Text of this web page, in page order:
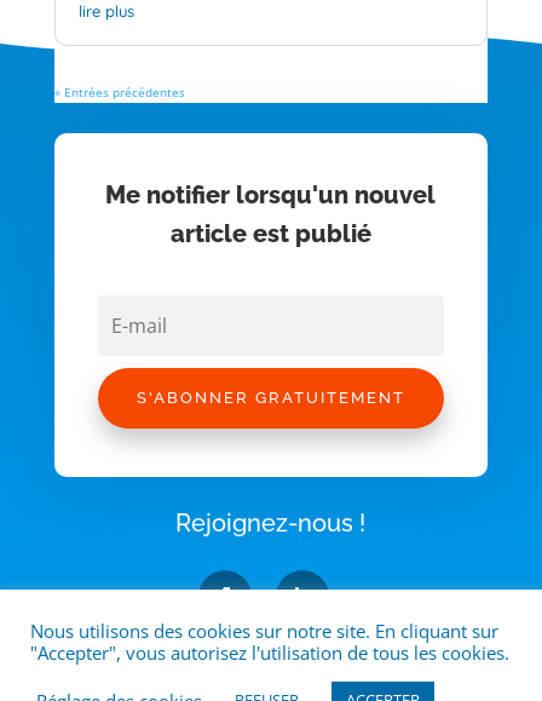
lire plus
« Entrées précédentes
Me notifier lorsqu'un nouvel
article est publié
S'ABONNER GRATUITEMENT
Rejoignez-nous !
Jubiliz est un organisme de formation enregistré sous le N°53351104735
Nous utilisons des cookies sur notre site. En cliquant sur
"Accepter", vous autorisez l'utilisation de tous les cookies.